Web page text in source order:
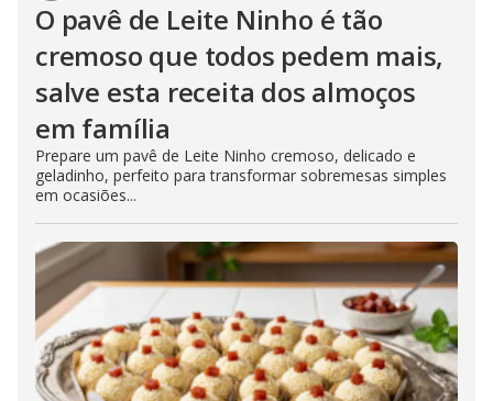
O pavê de Leite Ninho é tão
cremoso que todos pedem mais,
salve esta receita dos almoços
em família
Prepare um pavê de Leite Ninho cremoso, delicado e
geladinho, perfeito para transformar sobremesas simples
em ocasiões...